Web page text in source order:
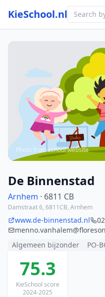
KieSchool.nl
Photo from school website
De Binnenstad
Arnhem · 6811 CB
Damstraat 6, 6811CB, Arnhem
www.de-binnenstad.nl
Algemeen bijzonder
PO-
75.3
KieSchool score
2024-2025